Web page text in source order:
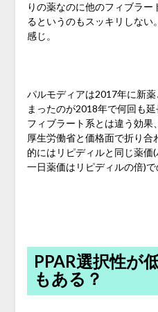
りの薬なのに他のフィブラ
るというのもスッキリしない
感じ。
パルモディアは2017年に新
まったのが2018年で何回も
フィブラート系とは違う効果
厚生労働省と価格面で折り
的にはリピディルと同じ薬
一日薬価はリピディルの倍)で
PPAR選択性が
もある？